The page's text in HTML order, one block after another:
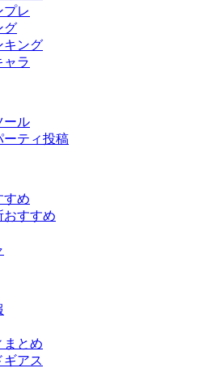
プレ
グ
キング
ャラ
ール
ーティ投稿
すめ
おすすめ
まとめ
ギアス